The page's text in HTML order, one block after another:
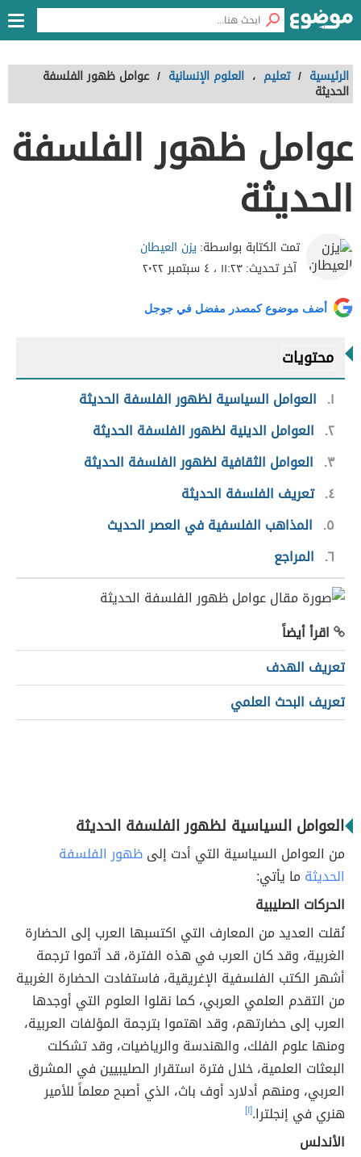
الرئيسية / تعليم ، العلوم الإنسانية / عوامل ظهور الفلسفة
الحديثة
عوامل ظهور الفلسفة
الحديثة
تمت الكتابة بواسطة: يزن العيطان
آخر تحديث:١١:٢٣ ، ٤ سبتمبر ٢٠٢٢
أضف موضوع كمصدر مفضل في جوجل
محتويات
١
العوامل السياسية لظهور الفلسفة الحديثة
٢ العوامل الدينية لظهور الفلسفة الحديثة
٣
العوامل الثقافية لظهور الفلسفة الحديثة
٤ تعريف الفلسفة الحديثة
٥
المذاهب الفلسفية في العصر الحديث
٦ المراجع
اقرأ أيضاً
تعريف الهدف
تعريف البحث العلمي
العوامل السياسية لظهور الفلسفة الحديثة
من العوامل السياسية التي أدت إلىظهور الفلسفة
الحديثة ما يأتي:
الحركات الصليبية
نُقلت العديد من المعارف التي اكتسبها العرب إلى الحضارة
الغربية، وقد كان العرب في هذه الفترة، قد أتموا ترجمة
أشهر الكتب الفلسفية الإغريقية، فاستفادت الحضارة الغربية
من التقدم العلمي العربي، كما نقلوا العلوم التي أوجدها
العرب إلى حضارتهم، وقد اهتموا بترجمة المؤلفات العربية،
ومنها علوم الفلك، والهندسة والرياضيات، وقد تشكلت
البعثات العلمية، خلال فترة استقرار الصليبيين في المشرق
العربي، ومنهم أدلارد أوف باث، الذي أصبح معلماً للأمير
هنري في إنجلترا.[١]
الأندلس